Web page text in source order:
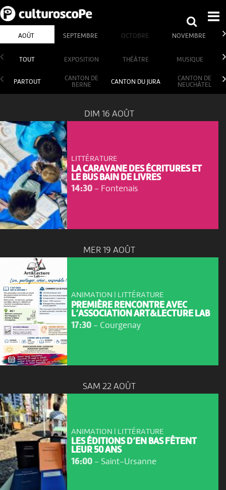
AOÛT SEPTEMBRE OCTOBRE NOVEMBRE
TOUT EXPOSITION THÉÂTRE MUSIQUE
PARTOUT
CANTON DE
BERNE
CANTON DU JURA
CANTON DE
NEUCHÂTEL
DIM 16 AOÛT
LITTÉRATURE
LA CARAVANE DES ÉCRITURES ET
LE BUS BAIN DE LIVRES
14:30- Fontenais
MER 19 AOÛT
ANIMATION | LITTÉRATURE
PREMIÈRE RENCONTRE AVEC
L’ASSOCIATION ART&LECTURE LAB
17:30- Courgenay
SAM 22 AOÛT
ANIMATION | LITTÉRATURE
LES ÉDITIONS D’EN BAS FÊTENT
LEUR 50 ANS
16:00- Saint-Ursanne